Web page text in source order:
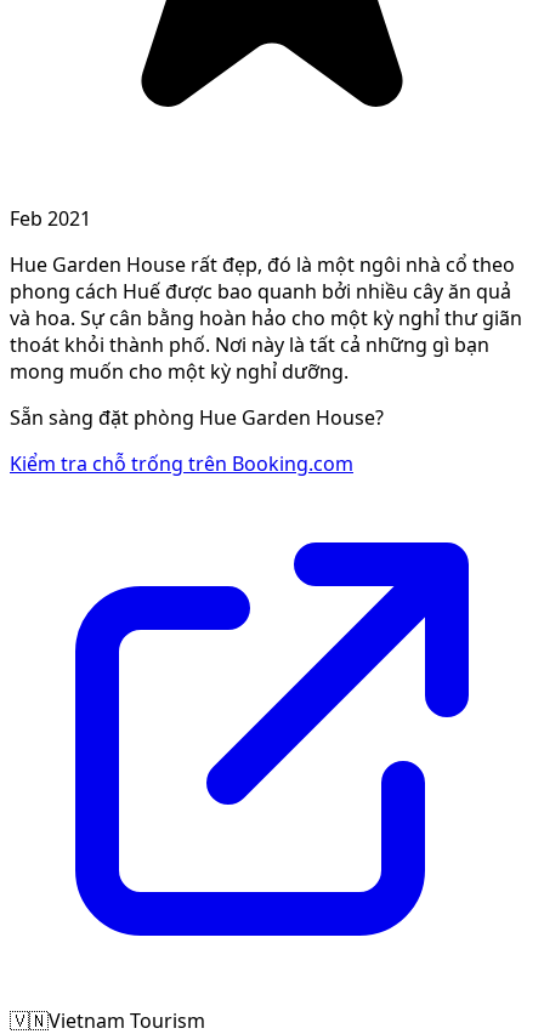
Feb 2021
Hue Garden House rất đẹp, đó là một ngôi nhà cổ theo
phong cách Huế được bao quanh bởi nhiều cây ăn quả
và hoa. Sự cân bằng hoàn hảo cho một kỳ nghỉ thư giãn
thoát khỏi thành phố. Nơi này là tất cả những gì bạn
mong muốn cho một kỳ nghỉ dưỡng.
Sẵn sàng đặt phòng Hue Garden House?
Kiểm tra chỗ trống trên Booking.com
🇻🇳Vietnam Tourism